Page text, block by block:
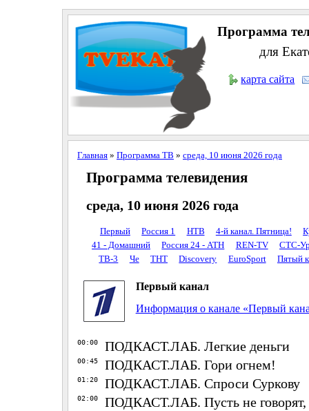
Программа
для
карта сайта
Главная» Программа ТВ » среда, 10 июня 2026 года
Программа телевидения
среда, 10 июня 2026 года
Первый Россия 1 НТВ 4-й канал. Пятница!
41 - Домашний
Россия 24 - АТН REN-TV
СТС-
ТВ-3
Че ТНТ Discovery EuroSport Пятый
Первый канал
Информация о канале «Первый
00:00 ПОДКАСТ.ЛАБ. Легкие деньги
00:45 ПОДКАСТ.ЛАБ. Гори огнем!
01:20 ПОДКАСТ.ЛАБ. Спроси Суркову
02:00 ПОДКАСТ.ЛАБ. Пусть не говорят,